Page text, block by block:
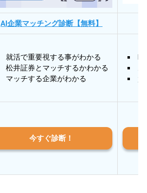
AI企業マッチング診断【無料】
就活で重要視する事がわかる
松井証券とマッチするかわかる
マッチする企業がわかる
質
今すぐ診断！